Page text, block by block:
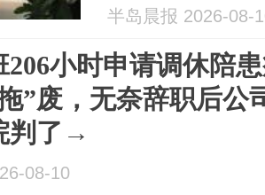
半岛晨报 2026-08-
206小时申请调休陪
”废，无奈辞职后公
判了→
08-10